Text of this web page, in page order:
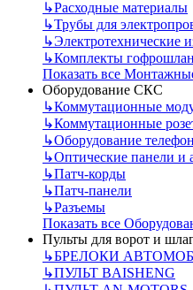
↳Расходные материалы
↳Трубы для
↳Электротехнические
↳Комплекты
Показать все
Оборудование СКС
↳Коммутационные
↳Коммутационные
↳Оборудование
↳Оптические панели и
↳Патч-корды
↳Патч-панели
↳Разъемы
Показать все
Пульты для ворот и
↳БРЕЛОКИ
↳ПУЛЬТ BAISHENG